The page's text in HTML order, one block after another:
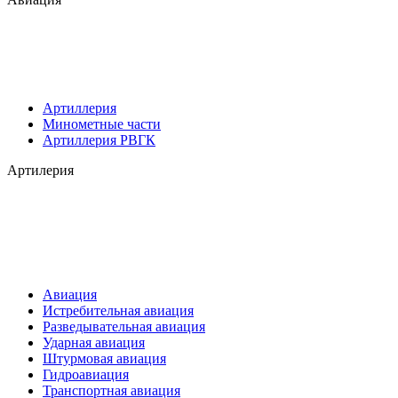
Артиллерия
Минометные части
Артиллерия РВГК
Артилерия
Авиация
Истребительная авиация
Разведывательная авиация
Ударная авиация
Штурмовая авиация
Гидроавиация
Транспортная авиация